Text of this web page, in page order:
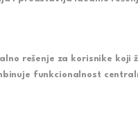
rešenje za korisnike koji
funkcionalnost